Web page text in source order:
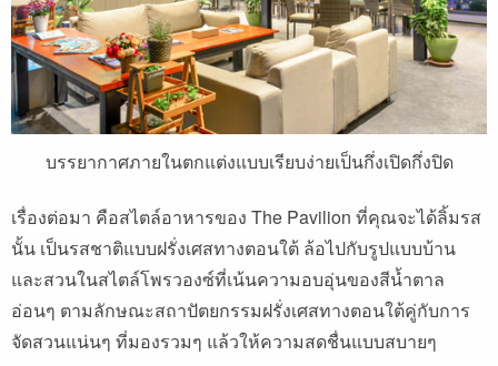
บรรยากาศภายในตกแต่งแบบเรียบง่ายเป็นกึ่งเปิดกึ่งปิด
เรื่องต่อมา คือสไตล์อาหารของ The Pavilion ที่คุณจะได้ลิ้มรส
นั้น เป็นรสชาติแบบฝรั่งเศสทางตอนใต้ ล้อไปกับรูปแบบบ้าน
และสวนในสไตล์โพรวองซ์ที่เน้นความอบอุ่นของสีน้ำตาล
อ่อนๆ ตามลักษณะสถาปัตยกรรมฝรั่งเศสทางตอนใต้คู่กับการ
จัดสวนแน่นๆ ที่มองรวมๆ แล้วให้ความสดชื่นแบบสบายๆ